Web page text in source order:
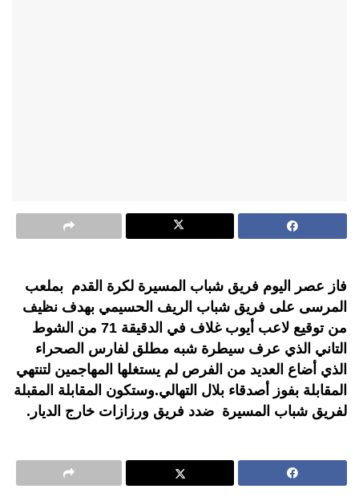
فاز عصر اليوم فريق شباب المسيرة لكرة القدم بملعب
المرسى على فريق شباب الريف الحسيمي بهدف نظيف
من توقيع لاعب أيوب غلاف في الدقيقة 71 من الشوط
التاني الذي عرف سيطرة شبه مطلق لفارس الصحراء
الذي أضاع العديد من الفرص لم يستغلها المهاجمين لتنتهي
المقابلة بفوز أصدقاء بلال التهالي.وستكون المقابلة المقبلة
لفريق شباب المسيرة ضدد فريق ورزازات خارج الديار.